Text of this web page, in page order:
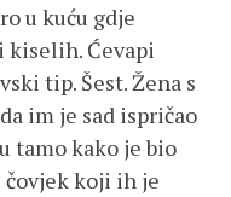
u kuću gdje
kiselih. Ćevapi
tip. Šest. Žena s
im je sad ispričao
tamo kako je bio
koji ih je